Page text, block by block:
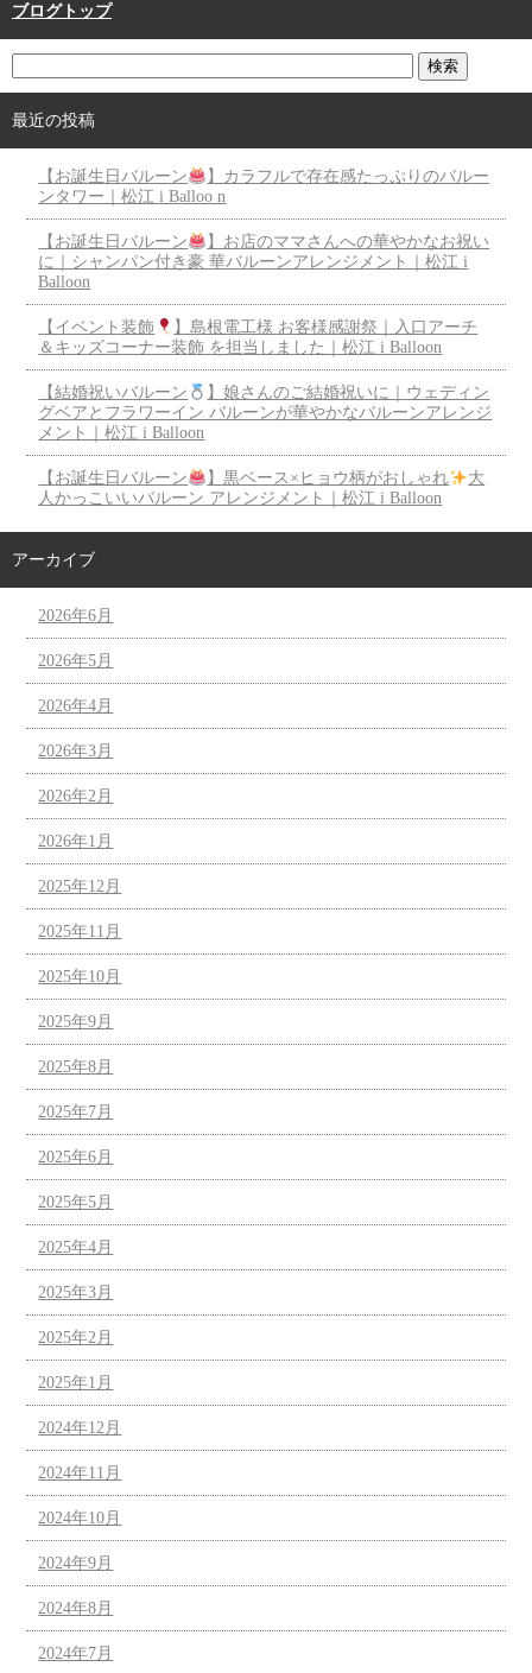
ブログトップ
最近の投稿
【お誕生日バルーン
】カラフルで存在感たっぷりのバルー
ンタワー｜松江 i Balloo n
【お誕生日バルーン
】お店のママさんへの華やかなお祝い
に｜シャンパン付き豪 華バルーンアレンジメント｜松江 i
Balloon
【イベント装飾
】島根電工様 お客様感謝祭｜入口アーチ
＆キッズコーナー装飾 を担当しました｜松江 i Balloon
【結婚祝いバルーン
】娘さんのご結婚祝いに｜ウェディン
グベアとフラワーイン バルーンが華やかなバルーンアレンジ
メント｜松江 i Balloon
【お誕生日バルーン 】黒ベース×ヒョウ柄がおしゃれ
大
人かっこいいバルーン アレンジメント｜松江 i Balloon
アーカイブ
2026年6月
2026年5月
2026年4月
2026年3月
2026年2月
2026年1月
2025年12月
2025年11月
2025年10月
2025年9月
2025年8月
2025年7月
2025年6月
2025年5月
2025年4月
2025年3月
2025年2月
2025年1月
2024年12月
2024年11月
2024年10月
2024年9月
2024年8月
2024年7月